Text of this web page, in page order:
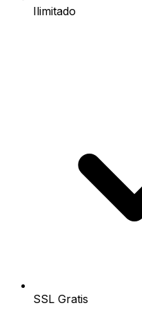
Ilimitado
SSL Gratis